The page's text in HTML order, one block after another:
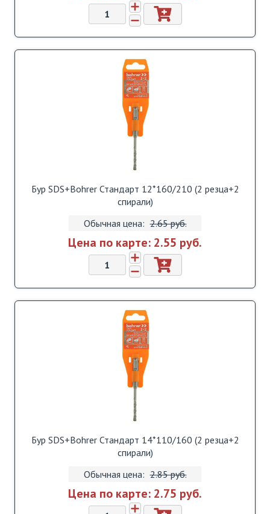
Бур SDS+Bohrer Стандарт 12*160/210 (2 резца+2
спирали)
Обычная цена: 2.65 pуб.
Цена по карте: 2.55 pуб.
Бур SDS+Bohrer Стандарт 14*110/160 (2 резца+2
спирали)
Обычная цена: 2.85 pуб.
Цена по карте: 2.75 pуб.